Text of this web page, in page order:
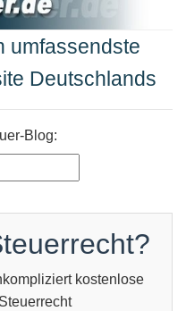
umfassendste
Deutschlands
Blog:
kostenlose